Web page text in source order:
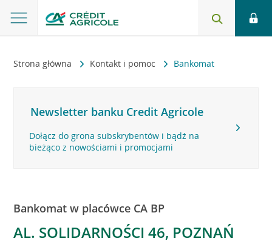
Strona główna Kontakt i pomoc Bankomat
Newsletter banku Credit Agricole
Dołącz do grona subskrybentów i bądź na
bieżąco z nowościami i promocjami
Bankomat w placówce CA BP
AL. SOLIDARNOŚCI 46, POZNAŃ